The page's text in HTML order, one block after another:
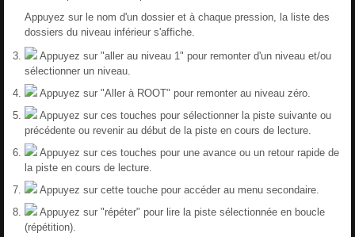
Appuyez sur le nom d'un dossier et à chaque pression, la liste des
dossiers du niveau inférieur s'affiche.
Appuyez sur "aller au niveau 1" pour remonter d'un niveau et/ou
sélectionner un niveau.
Appuyez sur "Aller à ROOT" pour remonter au niveau zéro.
Appuyez sur ces touches pour sélectionner la piste suivante ou
précédente ou revenir au début de la piste en cours de lecture.
Appuyez sur ces touches pour une avance ou un retour rapide de
la piste en cours de lecture.
Appuyez sur cette touche pour accéder au menu secondaire.
Appuyez sur "répéter" pour lire la piste sélectionnée en boucle
(répétition).